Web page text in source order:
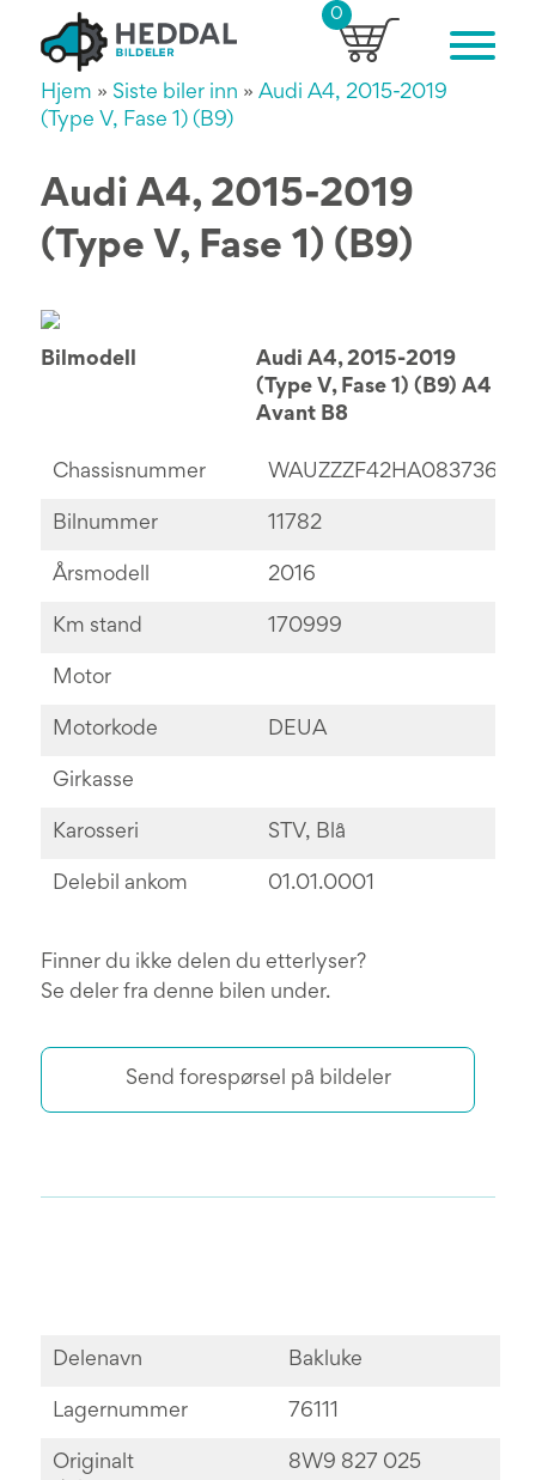
0
Hjem » Siste biler inn » Audi A4, 2015-2019
(Type V, Fase 1) (B9)
Audi A4, 2015-2019
(Type V, Fase 1) (B9)
Bilmodell
Audi A4, 2015-2019
(Type V, Fase 1) (B9) A4
Avant B8
Chassisnummer WAUZZZF42HA083736
Bilnummer 11782
Årsmodell 2016
Km stand 170999
Motor
Motorkode DEUA
Girkasse
Karosseri STV, Blå
Delebil ankom 01.01.0001
Finner du ikke delen du etterlyser?
Se deler fra denne bilen under.
Send forespørsel på bildeler
Delenavn Bakluke
Lagernummer 76111
Originalt
8W9 827 025